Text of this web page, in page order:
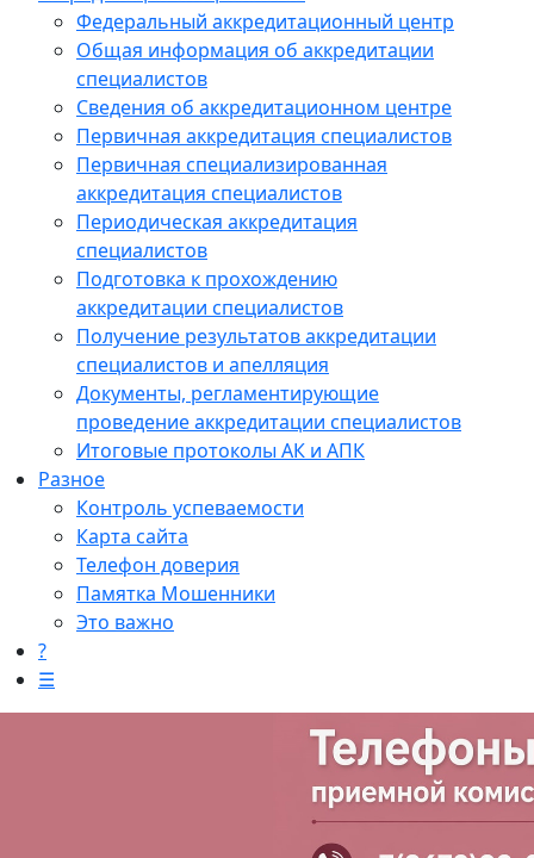
Федеральный аккредитационный центр
Общая информация об аккредитации
специалистов
Сведения об аккредитационном центре
Первичная аккредитация специалистов
Первичная специализированная
аккредитация специалистов
Периодическая аккредитация
специалистов
Подготовка к прохождению
аккредитации специалистов
Получение результатов аккредитации
специалистов и апелляция
Документы, регламентирующие
проведение аккредитации специалистов
Итоговые протоколы АК и АПК
Разное
Контроль успеваемости
Карта сайта
Телефон доверия
Памятка Мошенники
Это важно
?
☰